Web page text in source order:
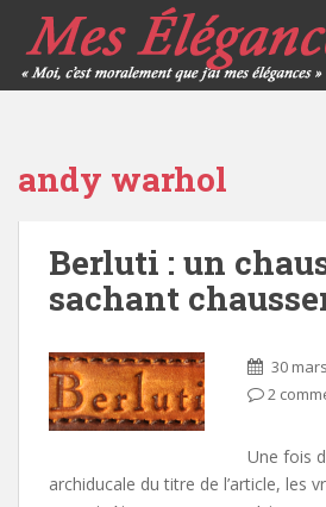
andy warhol
Berluti : un
sachant
30
2
Une fois
archiducale du titre de l’article, les